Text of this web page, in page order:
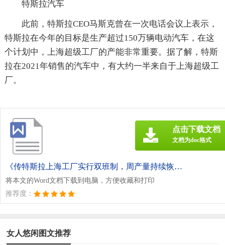
特斯拉汽车
此前，特斯拉CEO马斯克曾在一次电话会议上表示，
特斯拉在今年的目标是生产超过150万辆电动汽车，在这
个计划中，上海超级工厂的产能非常重要。据了解，特斯
拉在2021年销售的汽车中，有大约一半来自于上海超级工
厂。
《传特斯拉上海工厂实行双班制，周产量持续恢复.doc》
将本文的Word文档下载到电脑，方便收藏和打印
推荐度：
点击下载文档
文档为doc格式
女人悠闲图文推荐